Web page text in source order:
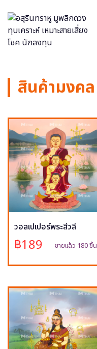
สินค้ามงคล
วอลเปเปอร์พระสีวลี
฿189 ขายแล้ว 180 ชิ้น